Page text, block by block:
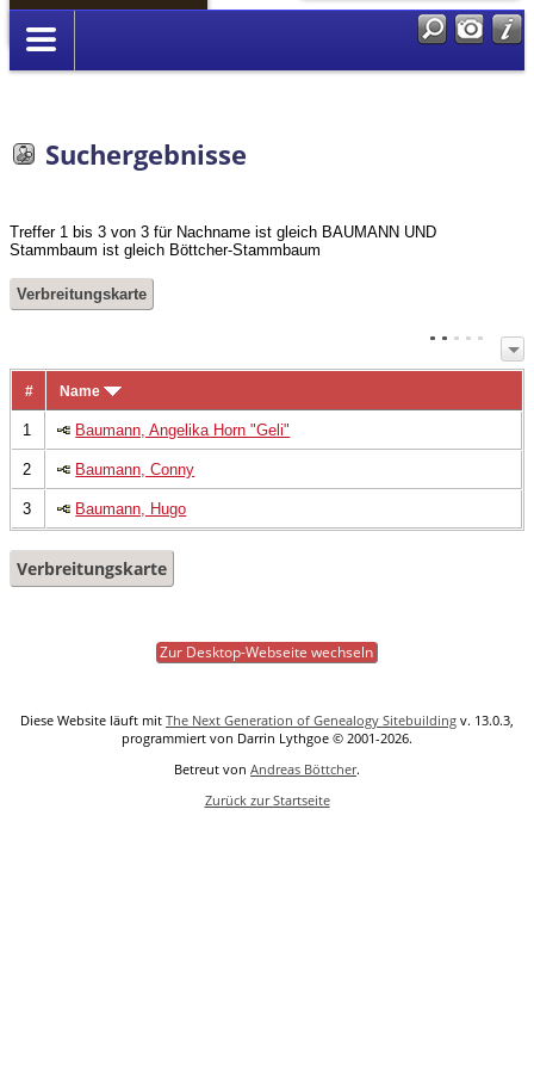
Anmelden
Suchergebnisse
Treffer 1 bis 3 von 3 für Nachname ist gleich BAUMANN UND
Stammbaum ist gleich Böttcher-Stammbaum
Verbreitungskarte
# Name
1 Baumann, Angelika Horn "Geli"
2 Baumann, Conny
3 Baumann, Hugo
Verbreitungskarte
Zur Desktop-Webseite wechseln
Diese Website läuft mit The Next Generation of Genealogy Sitebuilding v. 13.0.3,
programmiert von Darrin Lythgoe © 2001-2026.
Betreut von Andreas Böttcher.
Zurück zur Startseite